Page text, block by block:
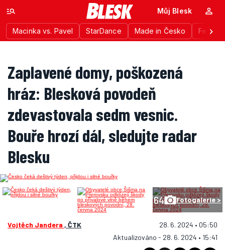
Macinka vs. Pavel StarDance Made in Česko
Můj Blesk
Zaplavené domy, poškozená
hráz: Blesková povodeň
zdevastovala sedm vesnic.
Bouře hrozí dál, sledujte radar
Blesku
64 Fotogalerie >
Vojtěch Jandera , ČTK
28. 6. 2024 • 05:50
Aktualizováno - 28. 6. 2024 • 15:41